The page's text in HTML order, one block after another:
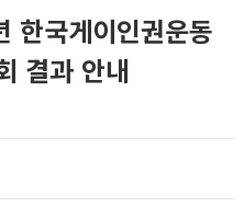
국게이인권운동
결과 안내